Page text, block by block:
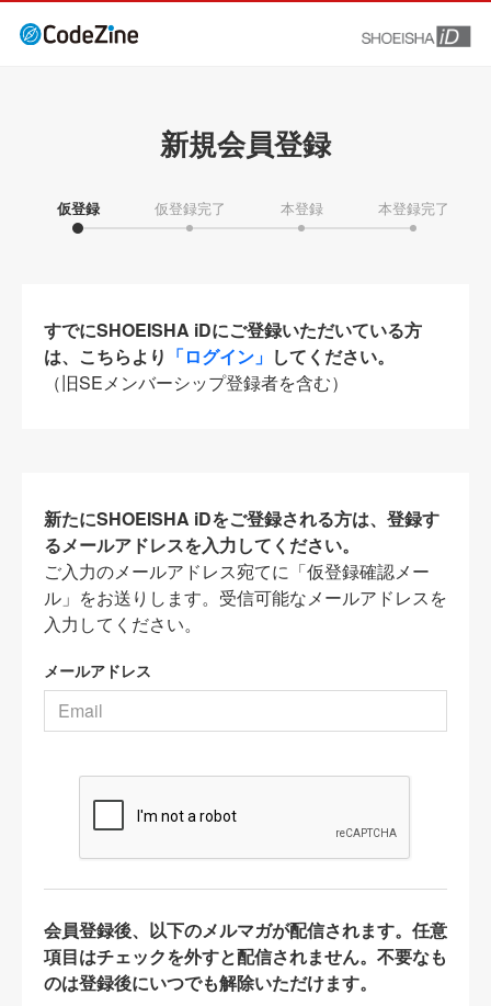
新規会員登録
仮登録 仮登録完了 本登録 本登録完了
すでにSHOEISHA iDにご登録いただいている方
は、こちらより 「ログイン」 してください。
（旧SEメンバーシップ登録者を含む）
新たにSHOEISHA iDをご登録される方は、登録す
るメールアドレスを入力してください。
ご入力のメールアドレス宛てに「仮登録確認メー
ル」をお送りします。受信可能なメールアドレスを
入力してください。
メールアドレス
会員登録後、以下のメルマガが配信されます。任意
項目はチェックを外すと配信されません。不要なも
のは登録後にいつでも解除いただけます。